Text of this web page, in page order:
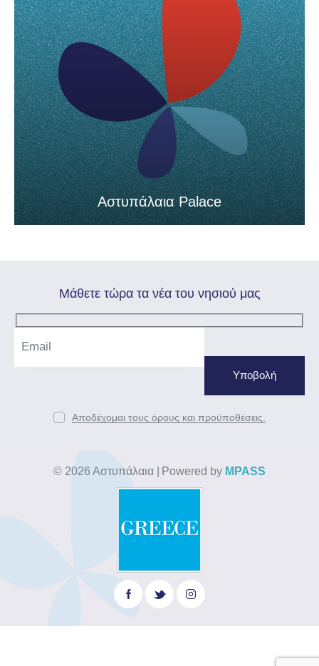
Αστυπάλαια Palace
Mάθετε τώρα τα νέα του νησιού μας
Αποδέχομαι τους όρους και προϋποθέσεις.
© 2026 Αστυπάλαια Powered by MPASS